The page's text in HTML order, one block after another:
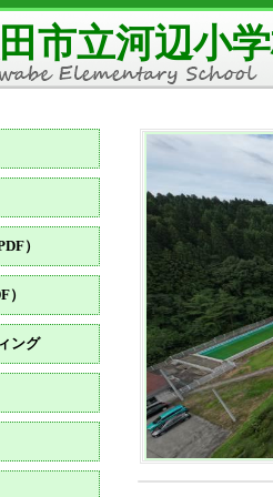
市立河辺小
）
）
ング